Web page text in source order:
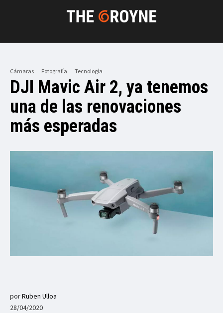
Cámaras Fotografía Tecnología
DJI Mavic Air 2, ya tenemos
una de las renovaciones
más esperadas
porRuben Ulloa
28/04/2020